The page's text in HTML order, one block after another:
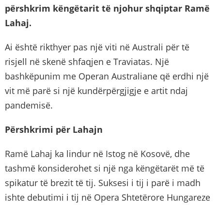
përshkrim këngëtarit të njohur shqiptar Ramë
Lahaj.
Ai është rikthyer pas një viti në Australi për të
risjell në skenë shfaqjen e Traviatas. Një
bashkëpunim me Operan Australiane që erdhi një
vit më parë si një kundërpërgjigje e artit ndaj
pandemisë.
Përshkrimi për Lahajn
Ramë Lahaj ka lindur në Istog në Kosovë, dhe
tashmë konsiderohet si një nga këngëtarët më të
spikatur të brezit të tij. Suksesi i tij i parë i madh
ishte debutimi i tij në Opera Shtetërore Hungareze